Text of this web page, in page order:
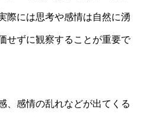
際には思考や感情は自然に湧
せずに観察することが重要で
、感情の乱れなどが出てくる